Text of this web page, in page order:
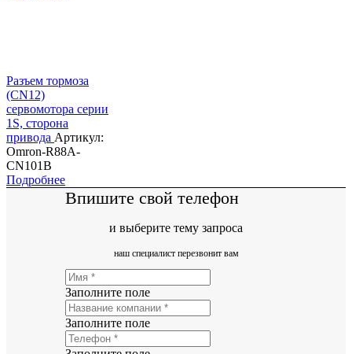
Разъем тормоза
(CN12)
сервомотора серии
1S, сторона
привода Артикул:
Omron-R88A-
CN101B
Подробнее
Впишите свой телефон
и выберите тему запроса
наш специалист перезвонит вам
Заполните поле
Заполните поле